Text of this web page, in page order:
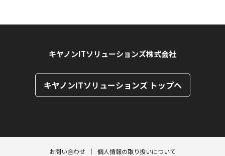
キヤノンITソリューションズ株式会社
キヤノンITソリューションズ トップへ
お問い合わせ 個人情報の取り扱いについて